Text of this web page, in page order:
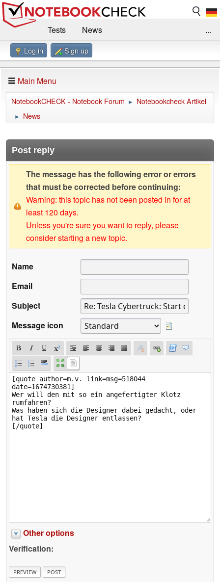
Tests
News
Benchmarks / Technik
Forum
Impressum
...
Log in Sign up
Main Menu
NotebookCHECK - Notebook Forum ► Notebookcheck Artikel
► News
Post reply
The message has the following error or errors
that must be corrected before continuing:
Warning: this topic has not been posted in for at
least 120 days.
Unless you're sure you want to reply, please
consider starting a new topic.
Name
Email
Subject
Message icon
Other options
Verification: